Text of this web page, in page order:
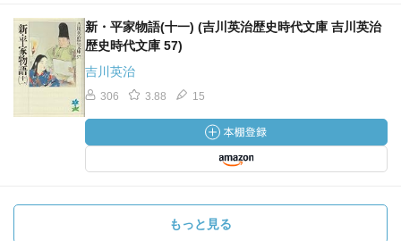
新・平家物語(十一) (吉川英治歴史時代文庫 吉川英治
歴史時代文庫 57)
吉川英治
306 3.88 15
もっと見る